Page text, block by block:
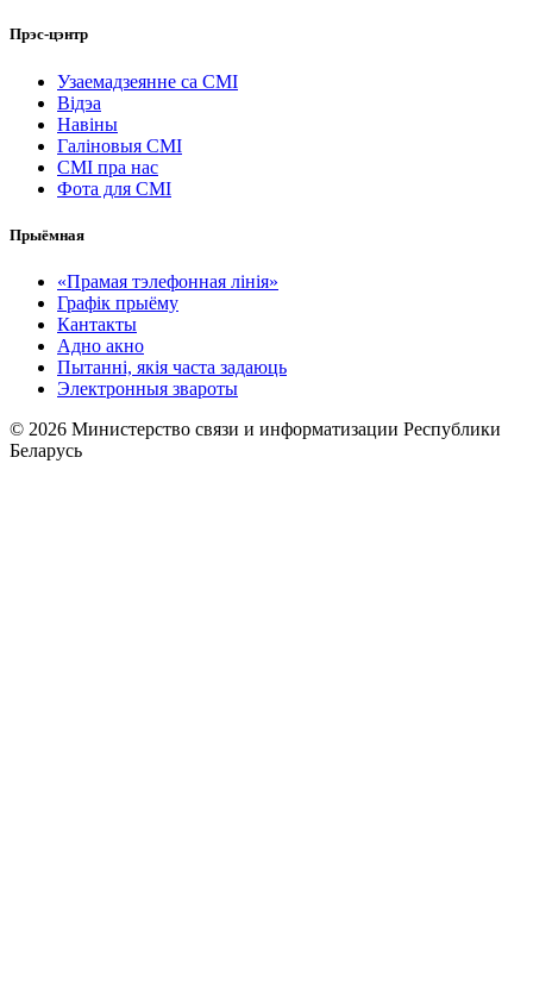
Прэс-цэнтр
Узаемадзеянне са СМІ
Відэа
Навіны
Галіновыя СМІ
СМІ пра нас
Фота для СМІ
Прыёмная
«Прамая тэлефонная лінія»
Графік прыёму
Кантакты
Адно акно
Пытанні, якія часта задаюць
Электронныя звароты
© 2026 Министерство связи и информатизации Республики
Беларусь